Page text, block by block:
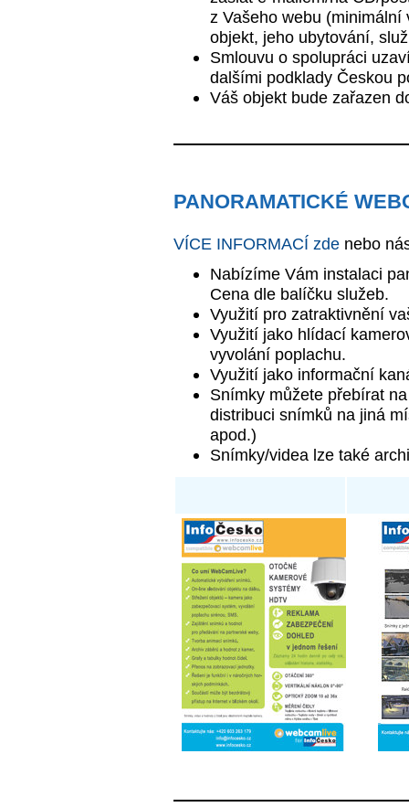
z Vašeho webu
objekt, jeho ubytování,
Smlouvu o spolupráci
dalšími podklady Českou
Váš objekt bude zařazen
PANORAMATICKÉ
VÍCE INFORMACÍ zde nebo
Nabízíme Vám instalaci
Cena dle balíčku služeb.
Využití pro zatraktivnění
Využití jako hlídací
vyvolání poplachu.
Využití jako informační
Snímky můžete přebírat
distribuci snímků na jiná
apod.)
Snímky/videa lze také